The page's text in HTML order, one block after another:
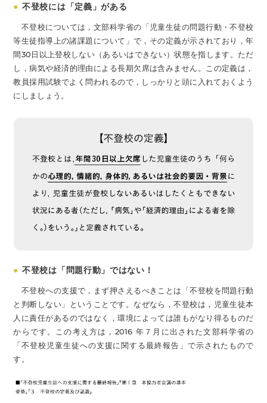
● 不登校には「定義」がある
不登校については，文部科学省の「児童生徒の問題行動・不登校
等生徒指導上の諸課題について」で，その定義が示されており，年
間30日以上登校しない（あるいはできない）状態を指します。ただ
し，病気や経済的理由による長期欠席は含みません。この定義は，
教員採用試験でよく問われるので，しっかりと頭に入れておくよう
にしましょう。
● 不登校は「問題行動」ではない！
不登校への支援で，まず押さえるべきことは「不登校を問題行動
と判断しない」ということです。なぜなら，不登校は，児童生徒本
人に責任があるのではなく，環境によっては誰もがなり得るものだ
からです。この考え方は，2016 年７月に出された文部科学省の
「不登校児童生徒への支援に関する最終報告」で示されたもので
す。